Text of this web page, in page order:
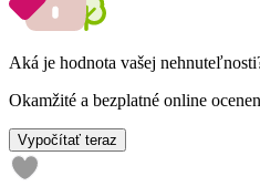
Aká je hodnota vašej
Okamžité a bezplatné online
Vypočítať teraz